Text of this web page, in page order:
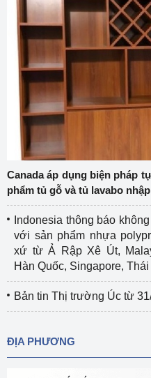
Canada áp dụng biện pháp
phẩm tủ gỗ và tủ lavabo
Indonesia thông báo
với sản phẩm nhựa
xứ từ Ả Rập Xê Út,
Hàn Quốc, Singapore,
Bản tin Thị trường Úc từ
ĐỊA PHƯƠNG